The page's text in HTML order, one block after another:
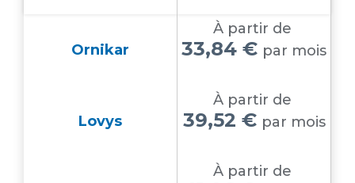
Ornikar
À partir de
33,84 € par mois
Lovys
À partir de
39,52 € par mois
À partir de